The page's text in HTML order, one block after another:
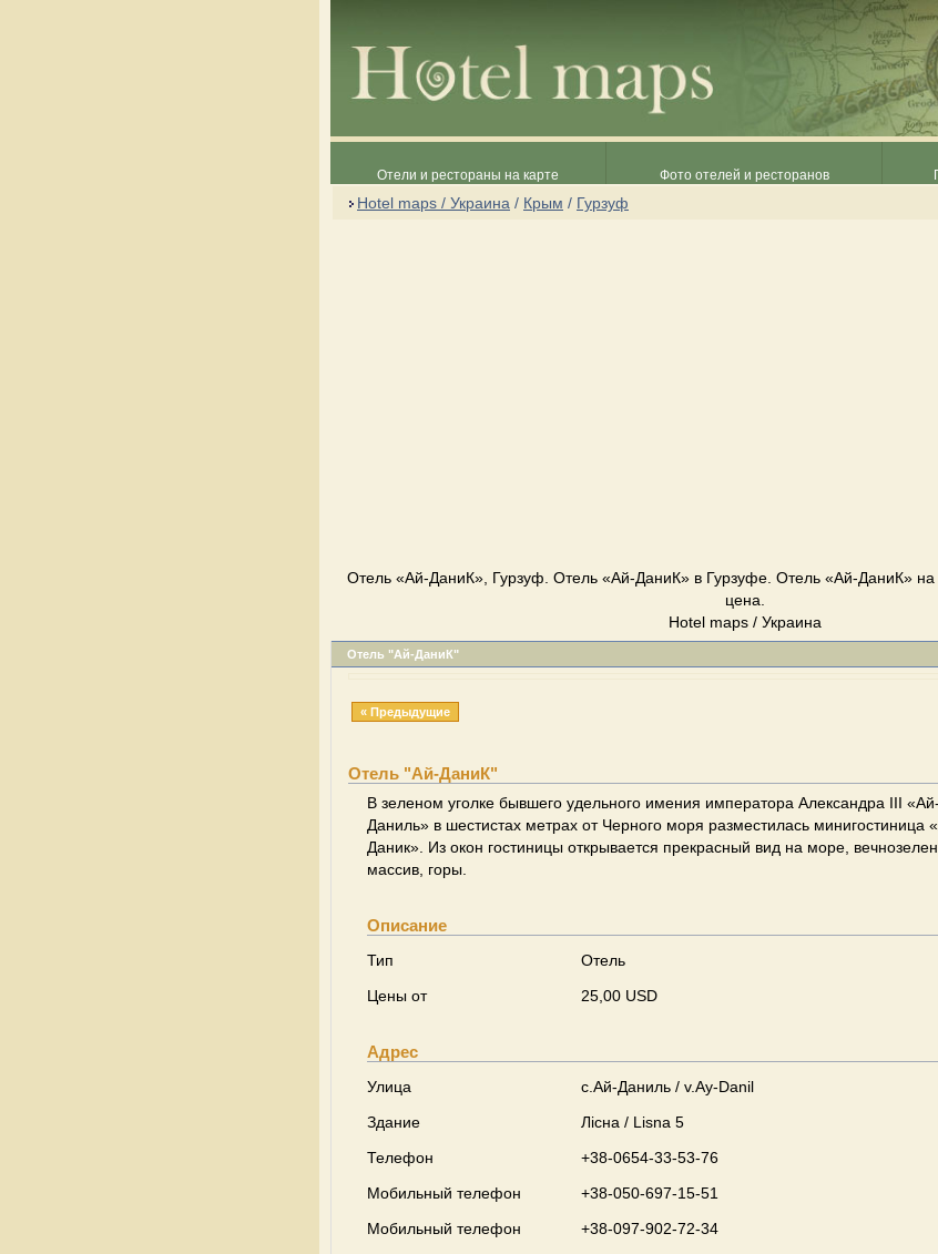
Отели и рестораны на карте Фото отелей и ресторанов
Hotel maps / Украина / Крым / Гурзуф
Отель «Ай-ДаниК», Гурзуф. Отель «Ай-ДаниК» в Гурзуфе. Отель «Ай-ДаниК» на
цена.
Hotel maps / Украина
Отель "Ай-ДаниК"
« Предыдущие
Отель "Ай-ДаниК"
В зеленом уголке бывшего удельного имения императора Александра III «Ай-
Даниль» в шестистах метрах от Черного моря разместилась минигостиница
Даник». Из окон гостиницы открывается прекрасный вид на море,
массив, горы.
Описание
Тип
Отель
Цены от
25,00 USD
Адрес
Улица
с.Ай-Даниль / v.Ay-Danil
Здание
Лісна / Lisna 5
Телефон
+38-0654-33-53-76
Мобильный телефон
+38-050-697-15-51
Мобильный телефон
+38-097-902-72-34